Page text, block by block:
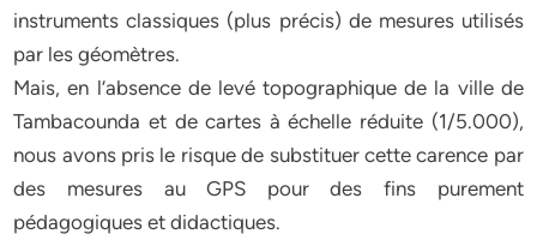
instruments classiques (plus précis) de mesures utilisés
par les géomètres.
Mais, en l’absence de levé topographique de la ville de
Tambacounda et de cartes à échelle réduite (1/5.000),
nous avons pris le risque de substituer cette carence par
des mesures au GPS pour des fins purement
pédagogiques et didactiques.